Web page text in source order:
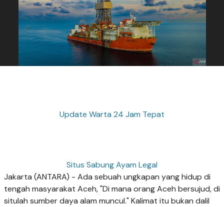
Update Warta 24 Jam Tepat
Situs Sabung Ayam Legal
Jakarta (ANTARA) - Ada sebuah ungkapan yang hidup di
tengah masyarakat Aceh, "Di mana orang Aceh bersujud, di
situlah sumber daya alam muncul." Kalimat itu bukan dalil